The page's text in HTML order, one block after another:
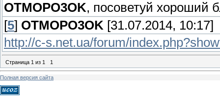
OTMOPO3OK, посоветуй хороший
[5] OTMOPO3OK [31.07.2014, 10:17]
http://c-s.net.ua/forum/
Страница 1 из 1 1
Полная версия сайта